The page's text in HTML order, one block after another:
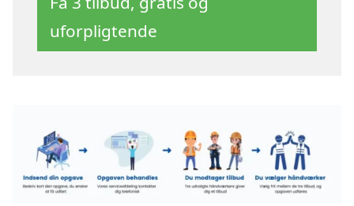
uforpligtende